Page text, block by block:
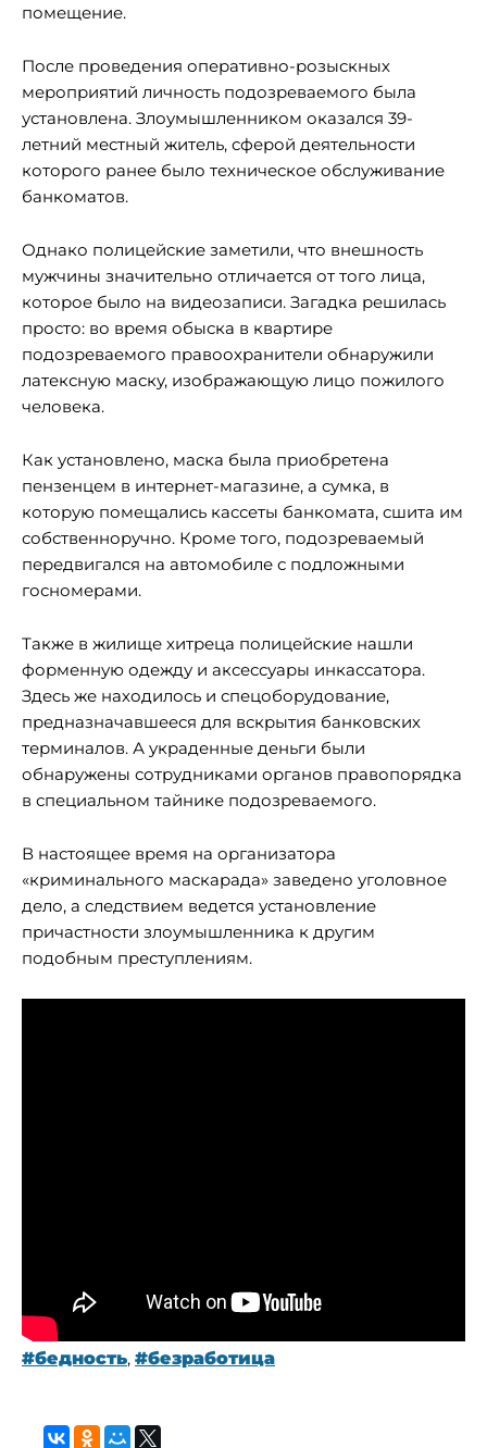
помещение.
После проведения оперативно-розыскных
мероприятий личность подозреваемого была
установлена. Злоумышленником оказался 39-
летний местный житель, сферой деятельности
которого ранее было техническое обслуживание
банкоматов.
Однако полицейские заметили, что внешность
мужчины значительно отличается от того лица,
которое было на видеозаписи. Загадка решилась
просто: во время обыска в квартире
подозреваемого правоохранители обнаружили
латексную маску, изображающую лицо пожилого
человека.
Как установлено, маска была приобретена
пензенцем в интернет-магазине, а сумка, в
которую помещались кассеты банкомата, сшита им
собственноручно. Кроме того, подозреваемый
передвигался на автомобиле с подложными
госномерами.
Также в жилище хитреца полицейские нашли
форменную одежду и аксессуары инкассатора.
Здесь же находилось и спецоборудование,
предназначавшееся для вскрытия банковских
терминалов. А украденные деньги были
обнаружены сотрудниками органов правопорядка
в специальном тайнике подозреваемого.
В настоящее время на организатора
«криминального маскарада» заведено уголовное
дело, а следствием ведется установление
причастности злоумышленника к другим
подобным преступлениям.
#бедность, #безработица